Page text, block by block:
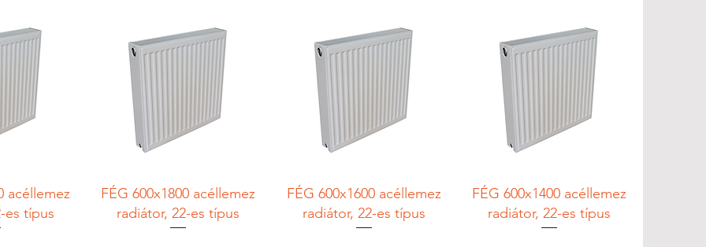
acéllemez
es típus
FÉG 600x1800 acéllemez
radiátor, 22-es típus
FÉG 600x1600 acéllemez
radiátor, 22-es típus
FÉG 600x1400 acéllemez
radiátor, 22-es típus